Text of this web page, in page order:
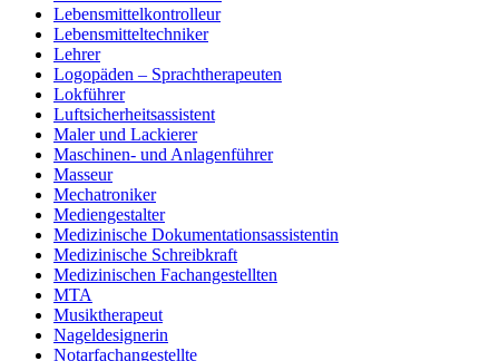
Lebensmittelkontrolleur
Lebensmitteltechniker
Lehrer
Logopäden – Sprachtherapeuten
Lokführer
Luftsicherheitsassistent
Maler und Lackierer
Maschinen- und Anlagenführer
Masseur
Mechatroniker
Mediengestalter
Medizinische Dokumentationsassistentin
Medizinische Schreibkraft
Medizinischen Fachangestellten
MTA
Musiktherapeut
Nageldesignerin
Notarfachangestellte